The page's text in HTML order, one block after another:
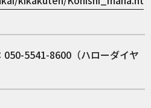
050-5541-8600（ハローダイヤ